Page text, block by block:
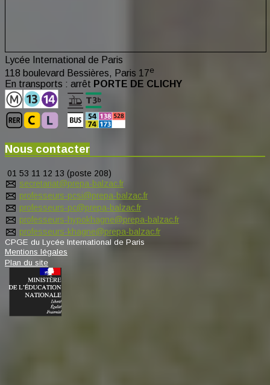
Lycée International de Paris
118 boulevard Bessières, Paris 17e
En transports : arrêt PORTE DE CLICHY
Nous contacter
01 53 11 12 13 (poste 208)
secretariat@prepa-balzac.fr
professeurs-pcsi@prepa-balzac.fr
professeurs-pc@prepa-balzac.fr
professeurs-hypokhagne@prepa-balzac.fr
professeurs-khagne@prepa-balzac.fr
CPGE du Lycée International de Paris
Mentions légales
Plan du site